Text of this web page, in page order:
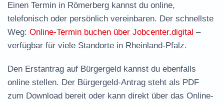
Einen Termin in Römerberg kannst du online,
telefonisch oder persönlich vereinbaren. Der schnellste
Weg: Online-Termin buchen über Jobcenter.digital –
verfügbar für viele Standorte in Rheinland-Pfalz.
Den Erstantrag auf Bürgergeld kannst du ebenfalls
online stellen. Der Bürgergeld-Antrag steht als PDF
zum Download bereit oder kann direkt über das Online-